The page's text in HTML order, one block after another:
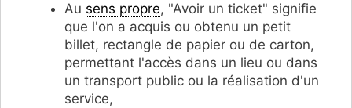
Au sens propre, "Avoir un ticket" signifie
que l'on a acquis ou obtenu un petit
billet, rectangle de papier ou de carton,
permettant l'accès dans un lieu ou dans
un transport public ou la réalisation d'un
service,